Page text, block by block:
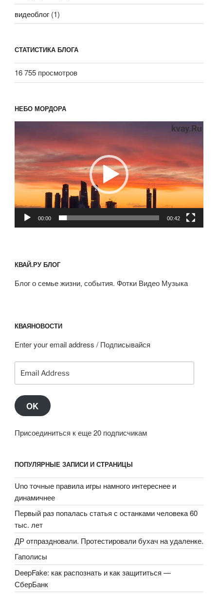
видеоблог (1)
СТАТИСТИКА БЛОГА
16 755 просмотров
НЕБО МОРДОРА
00:00 00:42
КВАЙ.РУ БЛОГ
Блог о семье жизни, события. Фотки Видео Музыка
КВАЯНОВОСТИ
Enter your email address / Подписывайся
Address
OK
Присоединиться к еще 20 подписчикам
ПОПУЛЯРНЫЕ ЗАПИСИ И СТРАНИЦЫ
Uno точные правила игры намного интереснее и
динамичнее
Первый раз попалась статья с останками человека 60
тыс. лет
ДР отпраздновали. Протестировали бухач на удаленке.
Гаполисы
DeepFake: как распознать и как защититься —
СберБанк